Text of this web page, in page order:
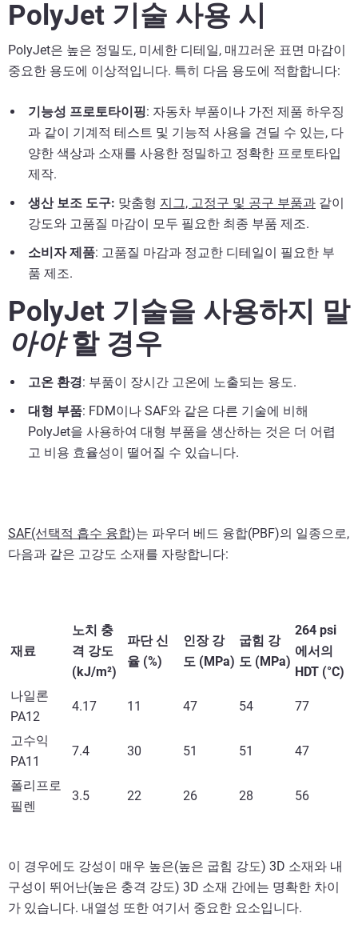
PolyJet 기술 사용 시
PolyJet은 높은 정밀도, 미세한 디테일, 매끄러운 표면 마감이
중요한 용도에 이상적입니다. 특히 다음 용도에 적합합니다:
기능성 프로토타이핑: 자동차 부품이나 가전 제품 하우징
과 같이 기계적 테스트 및 기능적 사용을 견딜 수 있는, 다
양한 색상과 소재를 사용한 정밀하고 정확한 프로토타입
제작.
생산 보조 도구: 맞춤형 지그, 고정구 및 공구 부품과 같이
강도와 고품질 마감이 모두 필요한 최종 부품 제조.
소비자 제품: 고품질 마감과 정교한 디테일이 필요한 부
품 제조.
PolyJet 기술을 사용하지 말
아야할 경우
고온 환경: 부품이 장시간 고온에 노출되는 용도.
대형 부품: FDM이나 SAF와 같은 다른 기술에 비해
PolyJet을 사용하여 대형 부품을 생산하는 것은 더 어렵
고 비용 효율성이 떨어질 수 있습니다.
SAF(선택적 흡수 융합)는 파우더 베드 융합(PBF)의 일종으로,
다음과 같은 고강도 소재를 자랑합니다:
재료
노치 충
격 강도
(kJ/m²)
파단 신
율 (%)
인장 강
도 (MPa)
굽힘 강
도 (MPa)
264 psi
에서의
HDT (°C)
나일론
PA12
4.17 11 47 54 77
고수익
PA11
7.4 30 51 51 47
폴리프로
필렌
3.5 22 26 28 56
이 경우에도 강성이 매우 높은(높은 굽힘 강도) 3D 소재와 내
구성이 뛰어난(높은 충격 강도) 3D 소재 간에는 명확한 차이
가 있습니다. 내열성 또한 여기서 중요한 요소입니다.